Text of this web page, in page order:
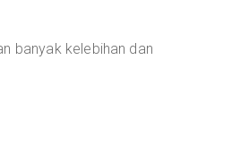
banyak kelebihan dan